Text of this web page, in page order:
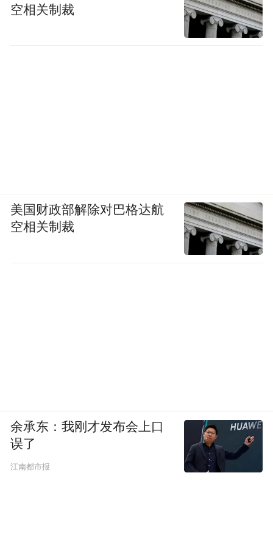
空相关制裁
美国财政部解除对巴格达航
空相关制裁
余承东：我刚才发布会上口
误了
江南都市报